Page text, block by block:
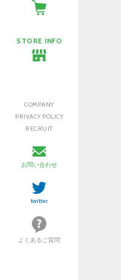
STORE INFO
COMPANY
PRIVACY POLICY
RECRUIT
お問い合わせ
twitter
よくあるご質問